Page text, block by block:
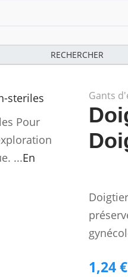
RECHERCHER
Pour
...En
Gants
1,24 €